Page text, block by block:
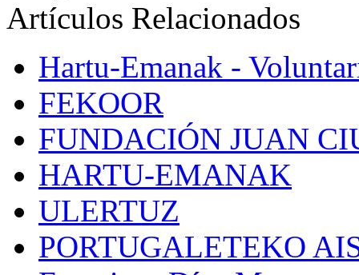
Artículos Relacionados
Hartu-Emanak -
FEKOOR
FUNDACIÓN JUAN
HARTU-EMANAK
ULERTUZ
PORTUGALETEKO